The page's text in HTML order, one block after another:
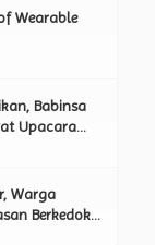
Wearable
Babinsa
Upacara
Warga
Berkedok